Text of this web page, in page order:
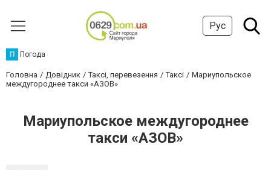
Рус
П Погода
Головна Довідник Таксі, перевезення Таксі
Мариупольское
междугороднее такси «АЗОВ»
Мариупольское междугороднее
такси «АЗОВ»